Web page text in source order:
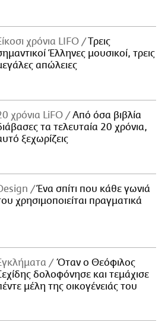
χρόνια LIFO
Tρεις
Έλληνες μουσικοί, τρεις
απώλειες
χρόνια LiFO
Από όσα βιβλία
τα τελευταία 20 χρόνια,
ξεχωρίζεις
Ένα σπίτι που κάθε γωνιά
χρησιμοποιείται πραγματικά
Όταν ο Θεόφιλος
δολοφόνησε και τεμάχισε
μέλη της οικογένειάς του